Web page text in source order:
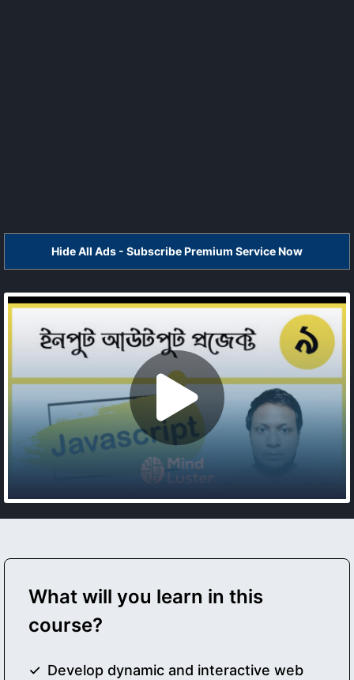
Hide All Ads - Subscribe Premium Service Now
What will you learn in this
course?
Develop dynamic and interactive web